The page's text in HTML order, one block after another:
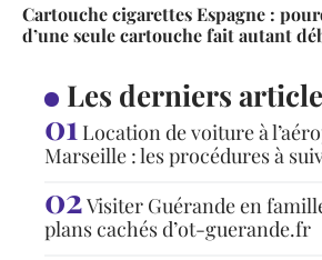
Cartouche cigarettes Espagne :
d’une seule cartouche fait autant
Les derniers
Location de voiture à
Marseille : les procédures à
Visiter Guérande en
plans cachés d’ot-guerande.fr